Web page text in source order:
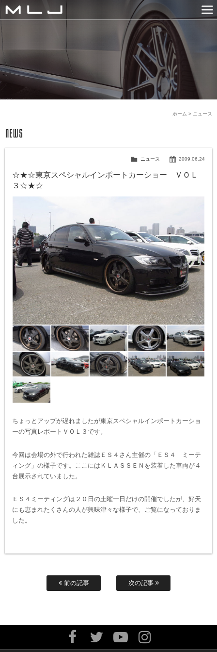
MLJ / Lexani(レクサーニ
PRODUCTS
GALLERY
SNS
NEWS
COMPANY
HISTORY
CONTACT US
LINK
ニュース
ホーム >
2009.06.24
ニュース
☆★☆東京スペシャルインポートカーショー ＶＯＬ
３☆★☆
ちょっとアップが遅れましたが東京スペシャルインポートカーショ
ーの写真レポートＶＯＬ３です。
今回は会場の外で行われた雑誌ＥＳ４さん主催の「ＥＳ４ ミーテ
ィング」の様子です。ここにはＫＬＡＳＳＥＮを装着した車両が４
台展示されていました。
ＥＳ４ミーティングは２０日の土曜一日だけの開催でしたが、好天
にも恵まれたくさんの人が興味津々な様子で、ご覧になっておりま
した。
前の記事 次の記事